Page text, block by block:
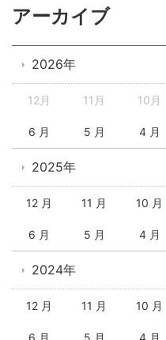
アーカイブ
2026年
12月 11月 10月
6 月 5 月 4 月
2025年
12 月 11 月 10 月
6 月 5 月 4 月
2024年
12 月 11 月 10 月